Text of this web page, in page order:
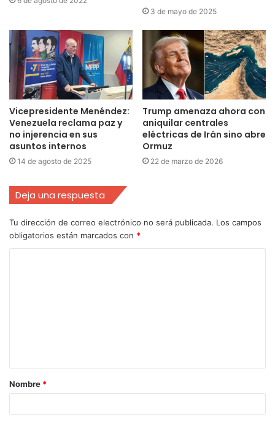
3 de mayo de 2025
Vicepresidente Menéndez:
Venezuela reclama paz y
no injerencia en sus
asuntos internos
14 de agosto de 2025
Trump amenaza ahora con
aniquilar centrales
eléctricas de Irán sino abre
Ormuz
22 de marzo de 2026
Deja una respuesta
Tu dirección de correo electrónico no será publicada. Los campos
obligatorios están marcados con *
Nombre *